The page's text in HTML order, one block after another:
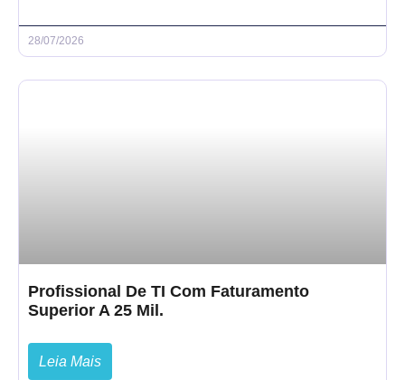
28/07/2026
Profissional De TI Com Faturamento
Superior A 25 Mil.
Leia Mais